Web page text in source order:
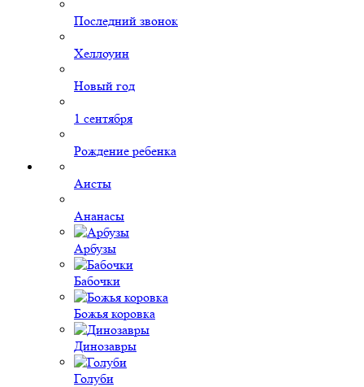
Последний звонок
Хеллоуин
Новый год
1 сентября
Рождение ребенка
Аисты
Ананасы
Арбузы
Бабочки
Божья коровка
Динозавры
Голуби